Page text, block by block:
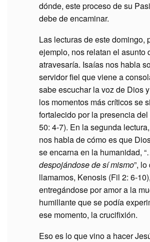
dónde, este proceso de su
debe de encaminar.
Las lecturas de este domingo,
ejemplo, nos relatan el asunto
atravesaría. Isaías nos habla
servidor fiel que viene a
sabe escuchar la voz de Dios
los momentos más críticos se
fortalecido por la presencia
50: 4-7). En la segunda
nos habla de cómo es que
se encarna en la humanidad,
despojándose de sí mismo”,
llamamos, Kenosis (Fil 2: 6-10),
entregándose por amor a la
humillante que se podía
ese momento, la crucifixión.
Eso es lo que vino a hacer